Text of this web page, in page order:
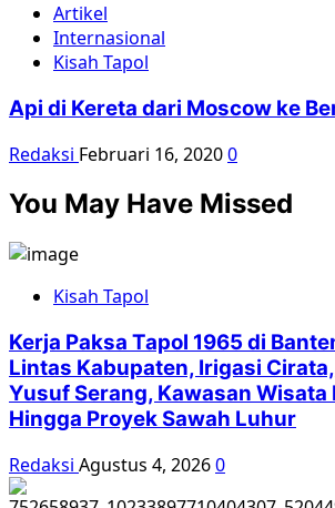
Artikel
Internasional
Kisah Tapol
Api di Kereta dari Moscow ke
Redaksi Februari 16, 20200
You May Have Missed
Kisah Tapol
Kerja Paksa Tapol 1965 di
Lintas Kabupaten, Irigasi Cirata,
Yusuf Serang, Kawasan Wisata
Hingga Proyek Sawah Luhur
Redaksi Agustus 4, 20260